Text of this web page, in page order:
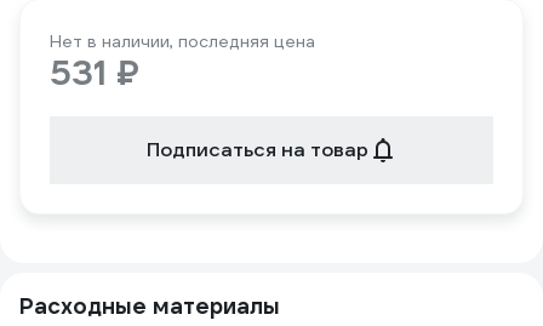
Нет в наличии, последняя цена
531 ₽
Подписаться на товар
Расходные материалы